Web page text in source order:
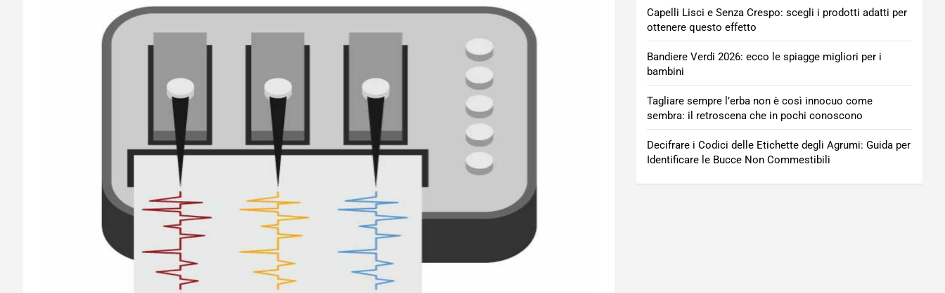
Capelli Lisci e Senza Crespo: scegli i prodotti adatti per
ottenere questo effetto
Bandiere Verdi 2026: ecco le spiagge migliori per i
bambini
Tagliare sempre l’erba non è così innocuo come
sembra: il retroscena che in pochi conoscono
Decifrare i Codici delle Etichette degli Agrumi: Guida per
Identificare le Bucce Non Commestibili